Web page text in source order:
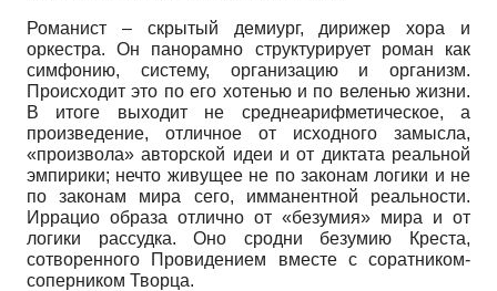
Романист – скрытый демиург, дирижер хора и
оркестра. Он панорамно структурирует роман как
симфонию, систему, организацию и организм.
Происходит это по его хотенью и по веленью жизни.
В итоге выходит не среднеарифметическое, а
произведение, отличное от исходного замысла,
«произвола» авторской идеи и от диктата реальной
эмпирики; нечто живущее не по законам логики и не
по законам мира сего, имманентной реальности.
Иррацио образа отлично от «безумия» мира и от
логики рассудка. Оно сродни безумию Креста,
сотворенного Провидением вместе с соратником-
соперником Творца.